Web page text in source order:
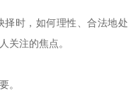
择时，如何理性、合法地处
关注的焦点。
。